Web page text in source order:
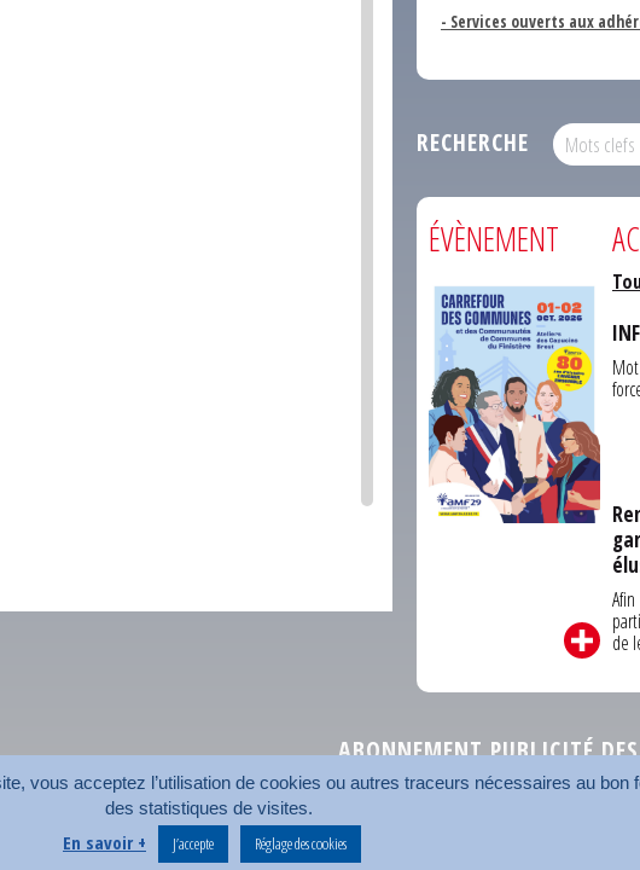
- Services ouverts aux
RECHERCHE
ÉVÈNEMENT
de
ABONNEMENT PUBLICITÉ
Plan du site
vous acceptez l’utilisation de cookies ou autres traceurs nécessaires au
des statistiques de visites.
En savoir + J’accepte Réglage des cookies